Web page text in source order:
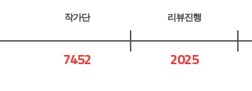
작가단
7452
리뷰진행
2025